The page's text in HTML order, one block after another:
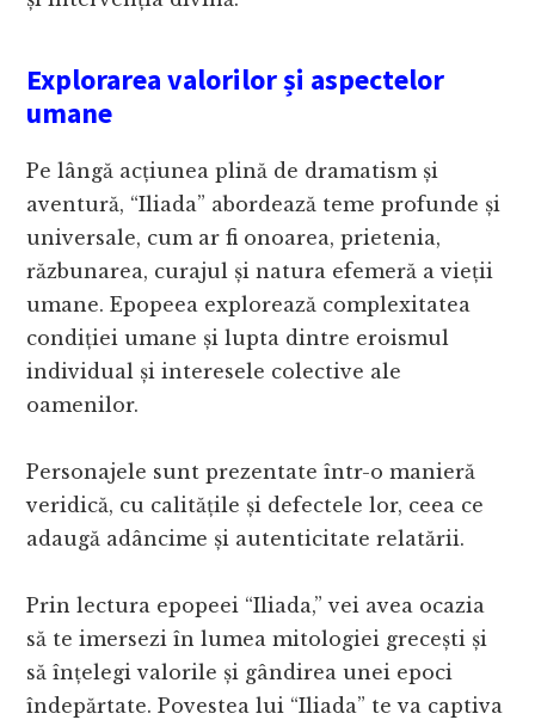
Explorarea valorilor și aspectelor
umane
Pe lângă acțiunea plină de dramatism și
aventură, “Iliada” abordează teme profunde și
universale, cum ar fi onoarea, prietenia,
răzbunarea, curajul și natura efemeră a vieții
umane. Epopeea explorează complexitatea
condiției umane și lupta dintre eroismul
individual și interesele colective ale
oamenilor.
Personajele sunt prezentate într-o manieră
veridică, cu calitățile și defectele lor, ceea ce
adaugă adâncime și autenticitate relatării.
Prin lectura epopeei “Iliada,” vei avea ocazia
să te imersezi în lumea mitologiei grecești și
să înțelegi valorile și gândirea unei epoci
îndepărtate. Povestea lui “Iliada” te va captiva